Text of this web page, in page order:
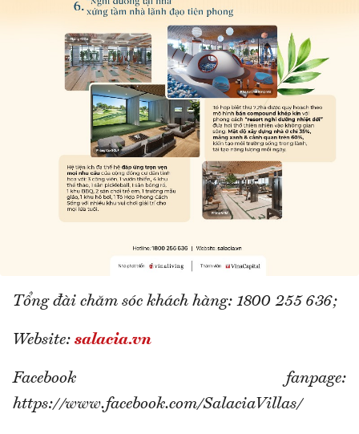
Tổng đài chăm sóc khách hàng: 1800 255 636;
Website: salacia.vn
Facebook fanpage:
https://www.facebook.com/SalaciaVillas/